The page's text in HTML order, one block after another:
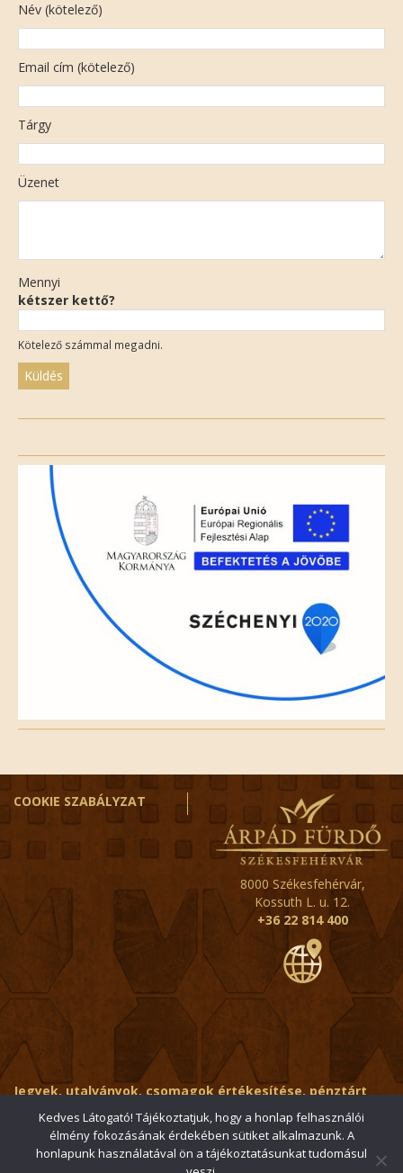
Név (kötelező)
Email cím (kötelező)
Tárgy
Üzenet
Mennyi
kétszer kettő?
Kötelező számmal megadni.
field
empty.
COOKIE SZABÁLYZAT
8000 Székesfehérvár,
Kossuth L. u. 12.
+36 22 814 400
Jegyek, utalványok, csomagok értékesítése, pénztárt
érintő kérdések:
ertekesito@fehervar-arpadfurdo.hu
Általános érdeklődés: info@fehervar-arpadfurdo.hu
Kedves Látogató! Tájékoztatjuk, hogy a honlap felhasználói
élmény fokozásának érdekében sütiket alkalmazunk. A
honlapunk használatával ön a tájékoztatásunkat tudomásul